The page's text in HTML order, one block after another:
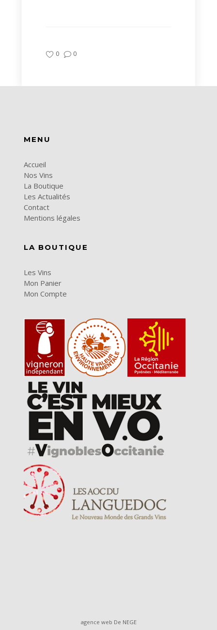
0 0
MENU
Accueil
Nos Vins
La Boutique
Les Actualités
Contact
Mentions légales
LA BOUTIQUE
Les Vins
Mon Panier
Mon Compte
agence web De NEGE